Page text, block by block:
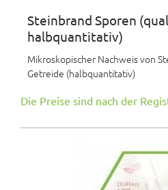
Steinbrand Sporen
halbquantitativ)
Mikroskopischer Nachweis von
Getreide (halbquantitativ)
Die Preise sind nach der